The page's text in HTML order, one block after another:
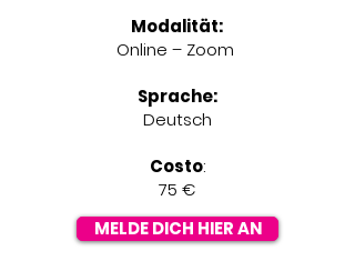
Modalität:
Online – Zoom
Sprache:
Deutsch
Costo:
75 €
MELDE DICH HIER AN